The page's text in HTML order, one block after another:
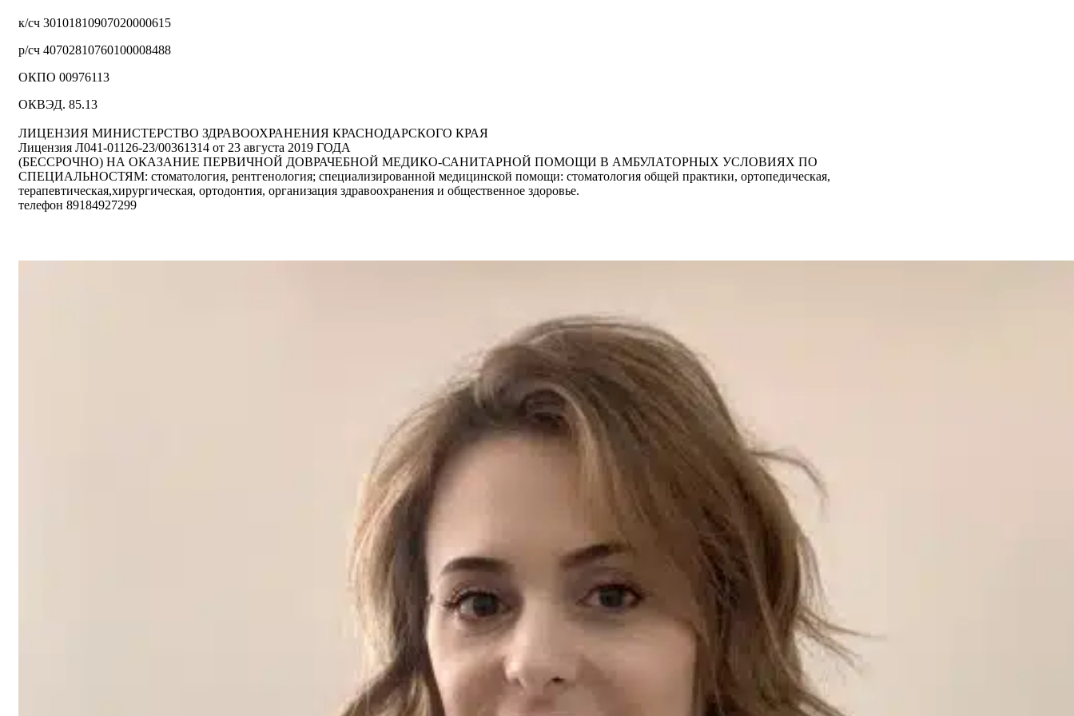
к/сч 30101810907020000615
р/сч 40702810760100008488
ОКПО 00976113
ОКВЭД. 85.13
ЛИЦЕНЗИЯ МИНИСТЕРСТВО ЗДРАВООХРАНЕНИЯ КРАСНОДАРСКОГО КРАЯ
Лицензия Л041-01126-23/00361314 от 23 августа 2019 ГОДА
(БЕССРОЧНО) НА ОКАЗАНИЕ ПЕРВИЧНОЙ ДОВРАЧЕБНОЙ МЕДИКО-САНИТАРНОЙ ПОМОЩИ В АМБУЛАТОРНЫХ УСЛОВИЯХ ПО
СПЕЦИАЛЬНОСТЯМ: стоматология, рентгенология; специализированной медицинской помощи: стоматология общей практики, ортопедическая,
терапевтическая,хирургическая, ортодонтия, организация здравоохранения и общественное здоровье.
телефон 89184927299